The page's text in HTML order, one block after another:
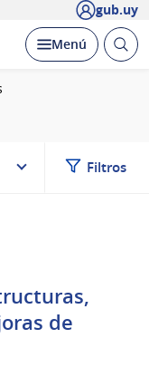
gub.uy
Desplegar
Menú Abrir
Filtros
de